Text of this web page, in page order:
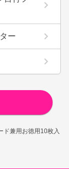
ド兼用お徳用10枚入
ー